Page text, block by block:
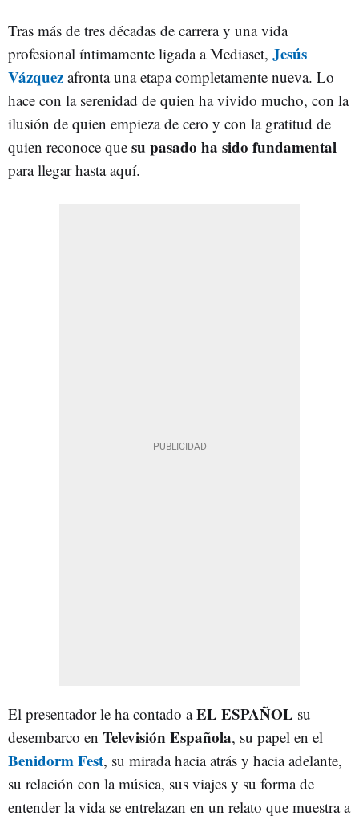
Tras más de tres décadas de carrera y una vida
profesional íntimamente ligada a Mediaset, Jesús
Vázquez afronta una etapa completamente nueva. Lo
hace con la serenidad de quien ha vivido mucho, con la
ilusión de quien empieza de cero y con la gratitud de
quien reconoce que su pasado ha sido fundamental
para llegar hasta aquí.
El presentador le ha contado aEL ESPAÑOL su
desembarco en Televisión Española, su papel en el
Benidorm Fest, su mirada hacia atrás y hacia adelante,
su relación con la música, sus viajes y su forma de
entender la vida se entrelazan en un relato que muestra a